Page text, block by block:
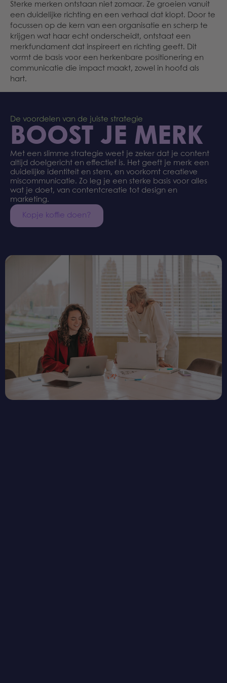
Sterke merken ontstaan niet zomaar. Ze groeien vanuit
een duidelijke richting en een verhaal dat klopt. Door te
focussen op de kern van een organisatie en scherp te
krijgen wat haar echt onderscheidt, ontstaat een
merkfundament dat inspireert en richting geeft. Dit
vormt de basis voor een herkenbare positionering en
communicatie die impact maakt, zowel in hoofd als
hart.
De voordelen van de juiste strategie
BOOST JE MERK
Met een slimme strategie weet je zeker dat je content
altijd doelgericht en effectief is. Het geeft je merk een
duidelijke identiteit en stem, en voorkomt creatieve
miscommunicatie. Zo leg je een sterke basis voor alles
wat je doet, van contentcreatie tot design en
marketing.
Kopje koffie doen?